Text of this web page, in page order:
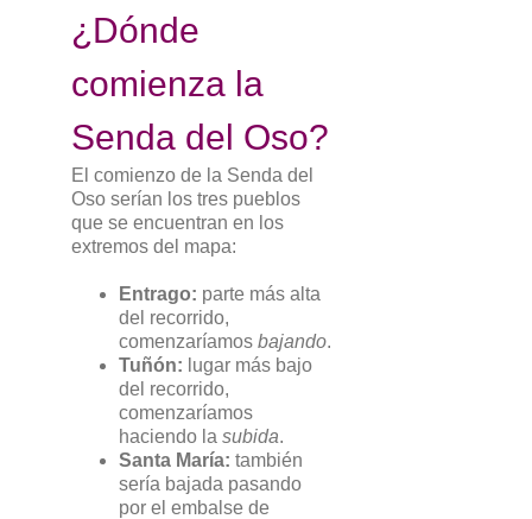
¿Dónde
comienza la
Senda del Oso?
El comienzo de la Senda del
Oso serían los tres pueblos
que se encuentran en los
extremos del mapa:
Entrago: parte más alta
del recorrido,
comenzaríamos bajando.
Tuñón: lugar más bajo
del recorrido,
comenzaríamos
haciendo la subida.
Santa María: también
sería bajada pasando
por el embalse de